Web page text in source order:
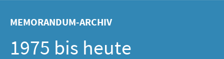
MEMORANDUM-ARCHIV
1975 bis heute